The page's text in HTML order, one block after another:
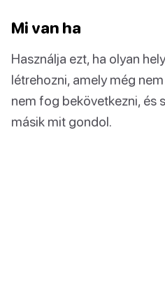
Mi van ha
Használja ezt, ha olyan
létrehozni, amely még
nem fog bekövetkezni, és
másik mit gondol.